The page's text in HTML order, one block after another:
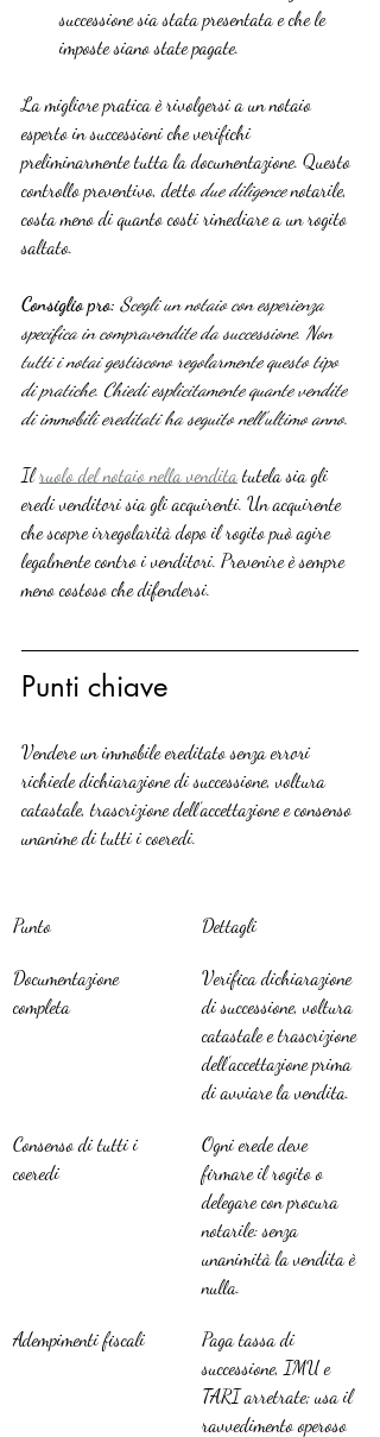
successione sia stata presentata e che le
imposte siano state pagate.
La migliore pratica è rivolgersi a un notaio
esperto in successioni che verifichi
preliminarmente tutta la documentazione. Questo
controllo preventivo, detto due diligence notarile,
costa meno di quanto costi rimediare a un rogito
saltato.
Consiglio pro: Scegli un notaio con esperienza
specifica in compravendite da successione. Non
tutti i notai gestiscono regolarmente questo tipo
di pratiche. Chiedi esplicitamente quante vendite
di immobili ereditati ha seguito nell’ultimo anno.
Il ruolo del notaio nella vendita tutela sia gli
eredi venditori sia gli acquirenti. Un acquirente
che scopre irregolarità dopo il rogito può agire
legalmente contro i venditori. Prevenire è sempre
meno costoso che difendersi.
Punti chiave
Vendere un immobile ereditato senza errori
richiede dichiarazione di successione, voltura
catastale, trascrizione dell’accettazione e consenso
unanime di tutti i coeredi.
Punto Dettagli
Documentazione
completa
Verifica dichiarazione
di successione, voltura
catastale e trascrizione
dell’accettazione prima
di avviare la vendita.
Consenso di tutti i
coeredi
Ogni erede deve
firmare il rogito o
delegare con procura
notarile: senza
unanimità la vendita è
nulla.
Adempimenti fiscali
Paga tassa di
successione, IMU e
TARI arretrate; usa il
ravvedimento operoso